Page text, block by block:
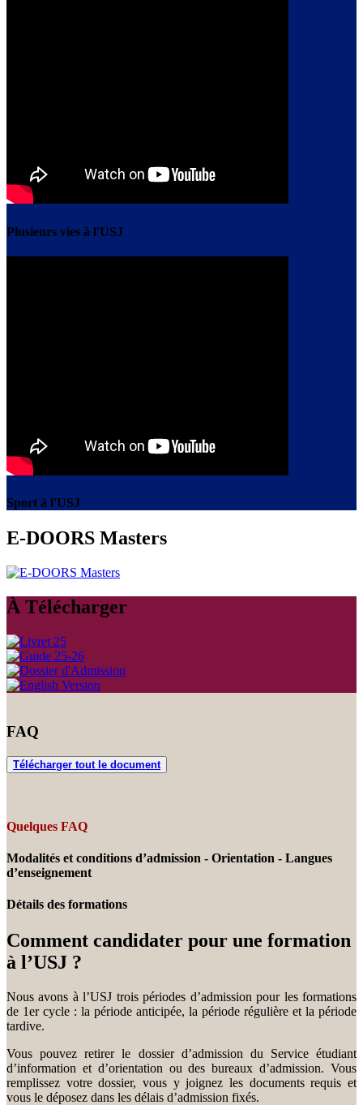
Plusieurs vies à l'USJ
Sport à l'USJ
E-DOORS Masters
À Télécharger
FAQ
Télécharger tout le document
Quelques FAQ
Modalités et conditions d’admission - Orientation - Langues
d’enseignement
Détails des formations
Comment candidater pour une formation
à l’USJ ?
Nous avons à l’USJ trois périodes d’admission pour les formations
de 1er cycle : la période anticipée, la période régulière et la période
tardive.
Vous pouvez retirer le dossier d’admission du Service étudiant
d’information et d’orientation ou des bureaux d’admission. Vous
remplissez votre dossier, vous y joignez les documents requis et
vous le déposez dans les délais d’admission fixés.